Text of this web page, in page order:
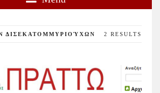
ΔΙΣΕΚΑΤΟΜΜΥΡΙΟΎΧΩΝ 2 RESULTS